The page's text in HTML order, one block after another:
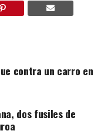
contra un carro en
dos fusiles de